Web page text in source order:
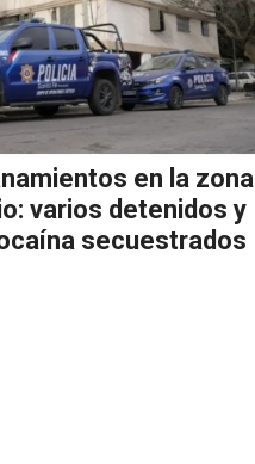
en la zona
varios detenidos y
secuestrados